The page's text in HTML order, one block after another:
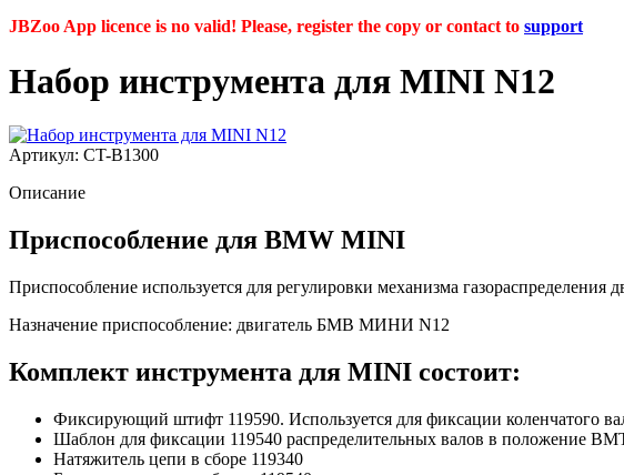
JBZoo App licence is no valid! Please, register the copy or contact to support
Набор инструмента для MINI N12
Артикул: CT-B1300
Описание
Приспособление для BMW MINI
Приспособление используется для регулировки механизма газораспределения
Назначение приспособление: двигатель БМВ МИНИ N12
Комплект инструмента для MINI состоит:
Фиксирующий штифт 119590. Используется для фиксации коленчатого
Шаблон для фиксации 119540 распределительных валов в положение
Натяжитель цепи в сборе 119340